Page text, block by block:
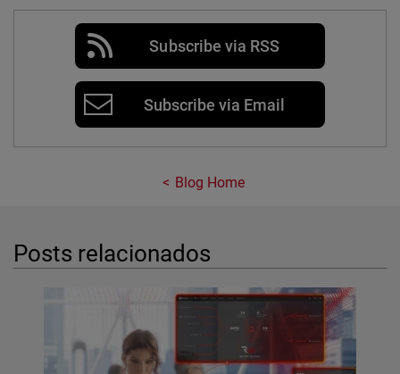
Subscribe via RSS
Subscribe via Email
Blog Home
Posts relacionados